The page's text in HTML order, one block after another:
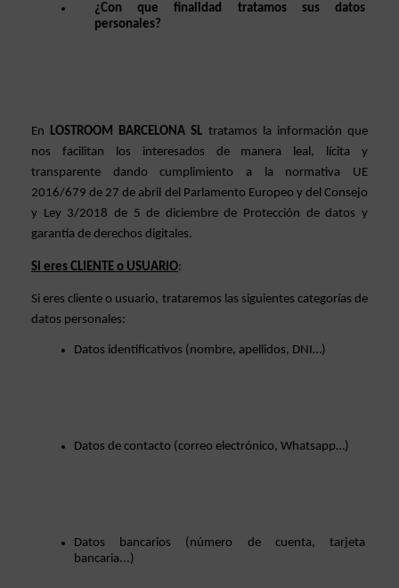
¿Con que finalidad tratamos sus datos
personales?
En LOSTROOM BARCELONA SL tratamos la información que
nos facilitan los interesados de manera leal, lícita y
transparente dando cumplimiento a la normativa UE
2016/679 de 27 de abril del Parlamento Europeo y del Consejo
y Ley 3/2018 de 5 de diciembre de Protección de datos y
garantía de derechos digitales.
Si eres CLIENTE o USUARIO:
Si eres cliente o usuario, trataremos las siguientes categorías de
datos personales:
Datos identificativos (nombre, apellidos, DNI…)
Datos de contacto (correo electrónico, Whatsapp…)
Datos bancarios (número de cuenta, tarjeta
bancaria...)